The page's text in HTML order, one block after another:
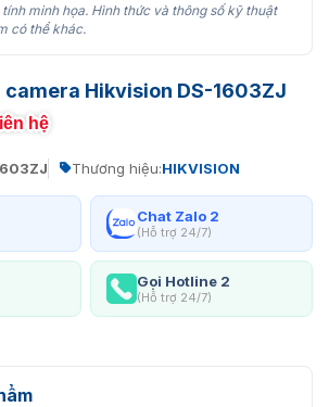
minh họa. Hình thức và thông số kỹ thuật
có thể khác.
Hikvision DS-1603ZJ
hệ
Thương hiệu:HIKVISION
Chat Zalo 2
(Hỗ trợ 24/7)
Gọi Hotline 2
(Hỗ trợ 24/7)